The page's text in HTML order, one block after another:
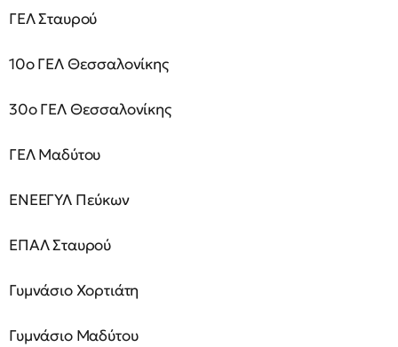
ΓΕΛ Σταυρού
10ο ΓΕΛ Θεσσαλονίκης
30ο ΓΕΛ Θεσσαλονίκης
ΓΕΛ Μαδύτου
ΕΝΕΕΓΥΛ Πεύκων
ΕΠΑΛ Σταυρού
Γυμνάσιο Χορτιάτη
Γυμνάσιο Μαδύτου